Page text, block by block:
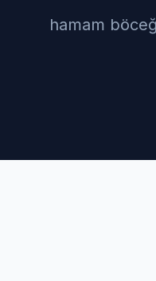
hamam